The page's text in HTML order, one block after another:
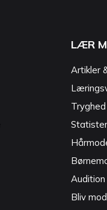
LÆR
Artikler
Statister
Audition
Bliv